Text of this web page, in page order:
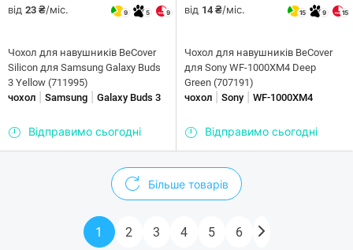
від 23 ₴/міс. 9 5 9
Чохол для навушників BeCover
Silicon для Samsung Galaxy Buds
3 Yellow (711995)
чохол
Samsung Galaxy Buds 3
Відправимо сьогодні
від 14 ₴/міс. 15 9 15
Чохол для навушників BeCover
для Sony WF-1000XM4 Deep
Green (707191)
чохол
Sony WF-1000XM4
Відправимо сьогодні
Більше товарів
1 2 3 4 5 6